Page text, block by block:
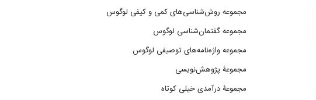
مجموعه روش‌شناسی‌های کمی و کیفی لوگوس
مجموعه گفتمان‌شناسی لوگوس
مجموعه واژه‌نامه‌های توصیفی لوگوس
مجموعۀ پژوهش‌نویسی
مجموعۀ درآمدی خیلی کوتاه